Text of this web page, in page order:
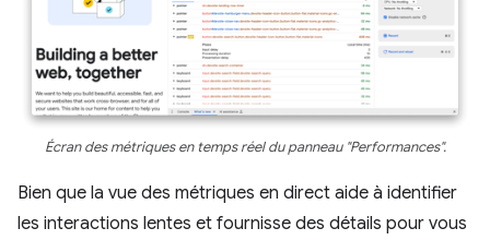
Écran des métriques en temps réel du panneau "Performances".
Bien que la vue des métriques en direct aide à identifier
les interactions lentes et fournisse des détails pour vous